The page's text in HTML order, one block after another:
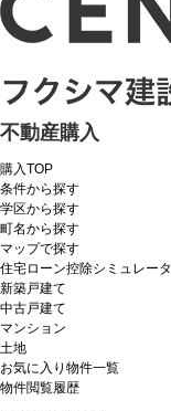
不動産購入
購入TOP
条件から探す
学区から探す
町名から探す
マップで探す
住宅ローン控除シミュレータ
新築戸建て
中古戸建て
マンション
土地
お気に入り物件一覧
物件閲覧履歴